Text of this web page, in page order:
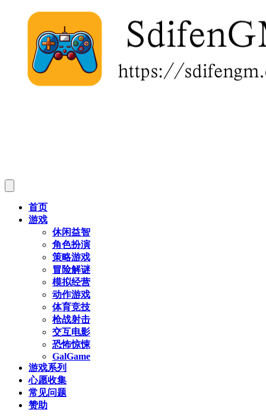
首页
游戏
休闲益智
角色扮演
策略游戏
冒险解谜
模拟经营
动作游戏
体育竞技
枪战射击
交互电影
恐怖惊悚
GalGame
游戏系列
心愿收集
常见问题
赞助